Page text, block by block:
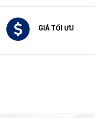
GIÁ TỐI ƯU